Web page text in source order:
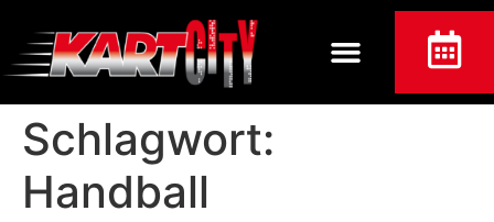
Schlagwort:
Handball